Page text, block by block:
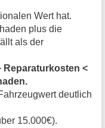
Wert hat.
plus die
als der
Reparaturkosten <
deutlich
15.000€).